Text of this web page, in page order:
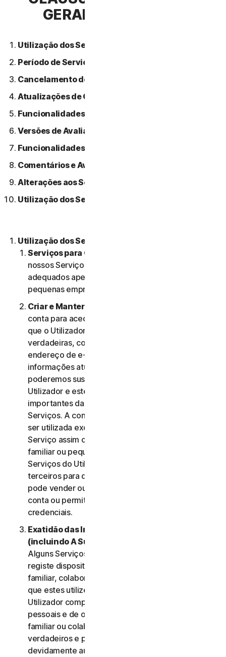
GERAIS DE SERVIÇO
Utilização dos Serviços.
Período de Serviço.
Cancelamento do Serviço.
Atualizações de Conteúdo.
Funcionalidades ou Conteúdos de Terceiros.
Versões de Avaliação Gratuitas.
Funcionalidades Beta.
Comentários e Avaliações.
Alterações aos Serviços.
Utilização dos Serviços Através de uma Rede.
Utilização dos Serviços.
Serviços para Consumidores ou Empresas
nossos Serviços para Consumidores são criados e
adequados apenas para consumidores e não para
pequenas empresas.
Criar e Manter uma Conta.
conta para aceder e usar os Serviços. É importante
que o Utilizador forneça informações de conta
verdadeiras, completas e atualizadas (incluindo um
endereço de e-mail válido) e mantenha essas
informações atualizadas. Se não o fizer,
poderemos suspender ou cessar a conta do
Utilizador e este poderá não receber notificações
importantes da NortonLifeLock relativamente aos
Serviços. A conta do Utilizador é pessoal e deve
ser utilizada exclusivamente pelo mesmo (ou, se o
Serviço assim o permitir, pelo seu agregado
familiar ou pequena empresa) para gerir os
Serviços do Utilizador e não deve ser utilizada por
terceiros para qualquer finalidade. O Utilizador não
pode vender ou transferir as credenciais da sua
conta ou permitir que outras pessoas utilizem essas
credenciais.
Exatidão das Informações do Utilizador
(incluindo A Sua Família ou Pequena Empresa)
Alguns Serviços podem permitir que o Utilizador
registe dispositivos dos membros do seu agregado
familiar, colaboradores de Pequena Empresa para
que estes utilizem os Serviços. Nesses casos, o
Utilizador compromete-se a fornecer dados
pessoais e de outros membros do seu agregado
familiar ou colaboradores da sua PE que sejam
verdadeiros e precisos e garante que está
devidamente autorizado para fornecer esses